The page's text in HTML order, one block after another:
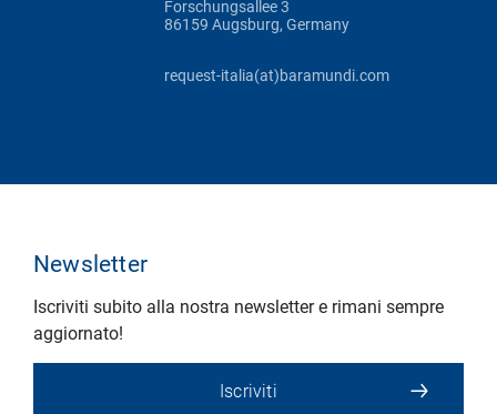
Forschungsallee 3
86159 Augsburg, Germany
request-italia(at)baramundi.com
Newsletter
Iscriviti subito alla nostra newsletter e rimani sempre
aggiornato!
Iscriviti